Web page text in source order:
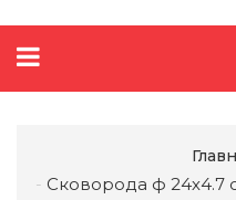
Сковорода ф 24х4.7